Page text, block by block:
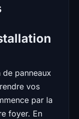
de panneaux
vos
par la
foyer. En